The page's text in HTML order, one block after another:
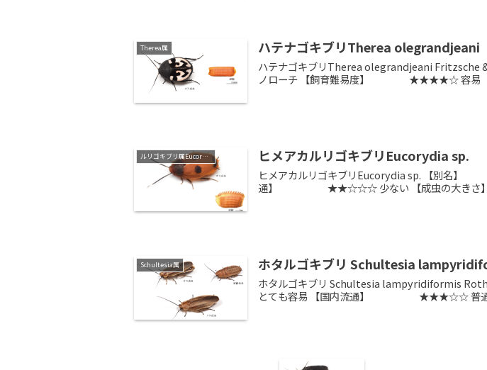
Therea属 ハテナゴキブリTherea olegrandjeani
ハテナゴキブリTherea olegrandjeani
ノローチ 【飼育難易度】 ★★★★☆
ルリゴキブリ属Eucorydia ヒメアカルリゴキブリEucorydia sp.
ヒメアカルリゴキブリEucorydia sp.
通】 ★★☆☆☆ 少ない 【成虫の大きさ】
Schultesia属 ホタルゴキブリ Schultesia
ホタルゴキブリ Schultesia
とても容易 【国内流通】 ★★★☆☆ 普通